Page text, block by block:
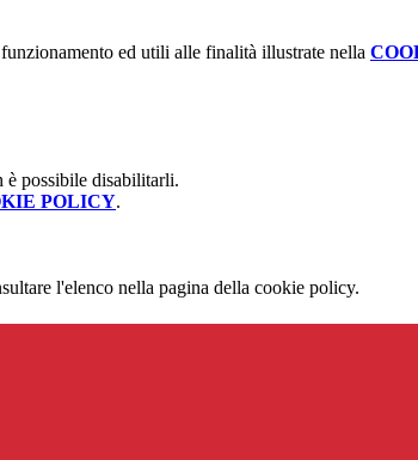
ed utili alle finalità illustrate nella
è possibile disabilitarli.
POLICY.
l'elenco nella pagina della cookie policy.